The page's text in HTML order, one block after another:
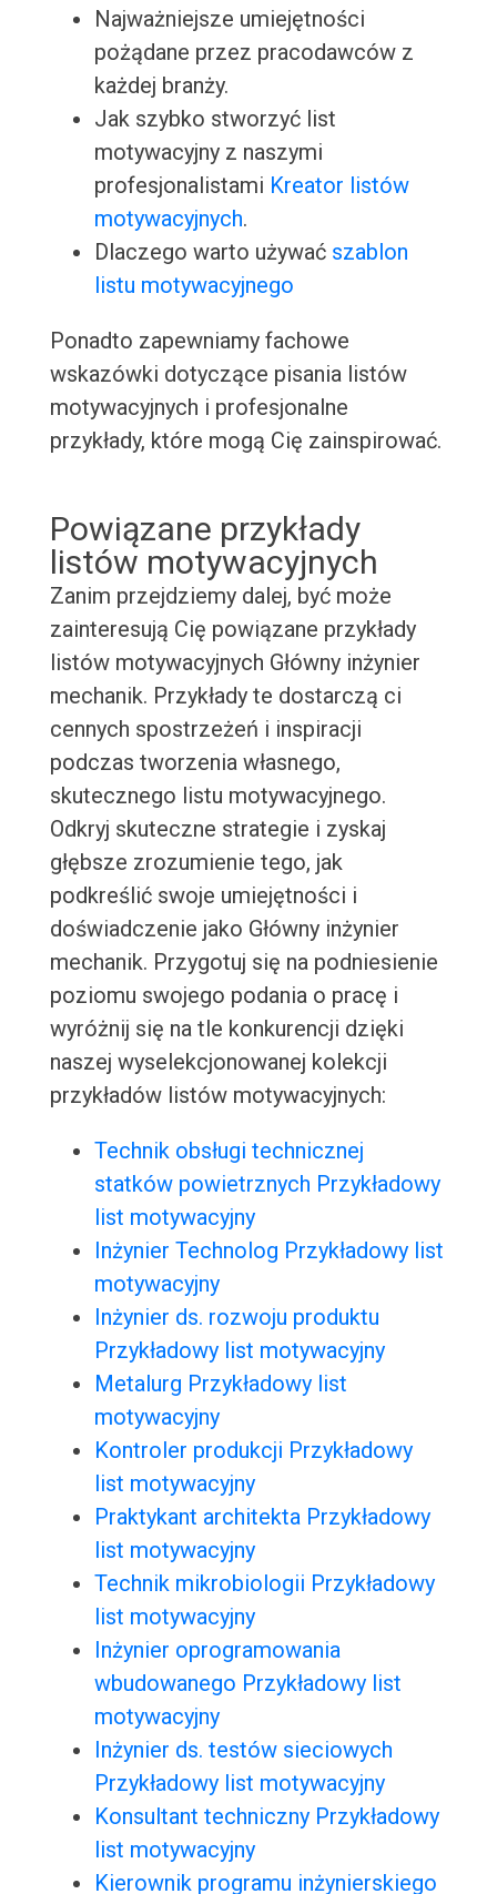
Najważniejsze umiejętności
pożądane przez pracodawców z
każdej branży.
Jak szybko stworzyć list
motywacyjny z naszymi
profesjonalistami Kreator listów
motywacyjnych.
Dlaczego warto używać szablon
listu motywacyjnego
Ponadto zapewniamy fachowe
wskazówki dotyczące pisania listów
motywacyjnych i profesjonalne
przykłady, które mogą Cię zainspirować.
Powiązane przykłady
listów motywacyjnych
Zanim przejdziemy dalej, być może
zainteresują Cię powiązane przykłady
listów motywacyjnych Główny inżynier
mechanik. Przykłady te dostarczą ci
cennych spostrzeżeń i inspiracji
podczas tworzenia własnego,
skutecznego listu motywacyjnego.
Odkryj skuteczne strategie i zyskaj
głębsze zrozumienie tego, jak
podkreślić swoje umiejętności i
doświadczenie jako Główny inżynier
mechanik. Przygotuj się na podniesienie
poziomu swojego podania o pracę i
wyróżnij się na tle konkurencji dzięki
naszej wyselekcjonowanej kolekcji
przykładów listów motywacyjnych:
Technik obsługi technicznej
statków powietrznych Przykładowy
list motywacyjny
Inżynier Technolog Przykładowy list
motywacyjny
Inżynier ds. rozwoju produktu
Przykładowy list motywacyjny
Metalurg Przykładowy list
motywacyjny
Kontroler produkcji Przykładowy
list motywacyjny
Praktykant architekta Przykładowy
list motywacyjny
Technik mikrobiologii Przykładowy
list motywacyjny
Inżynier oprogramowania
wbudowanego Przykładowy list
motywacyjny
Inżynier ds. testów sieciowych
Przykładowy list motywacyjny
Konsultant techniczny Przykładowy
list motywacyjny
Kierownik programu inżynierskiego